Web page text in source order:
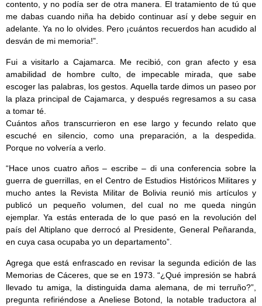
contento, y no podía ser de otra manera. El tratamiento de tú que
me dabas cuando niña ha debido continuar así y debe seguir en
adelante. Ya no lo olvides. Pero ¡cuántos recuerdos han acudido al
desván de mi memoria!”.
Fui a visitarlo a Cajamarca. Me recibió, con gran afecto y esa
amabilidad de hombre culto, de impecable mirada, que sabe
escoger las palabras, los gestos. Aquella tarde dimos un paseo por
la plaza principal de Cajamarca, y después regresamos a su casa
a tomar té.
Cuántos años transcurrieron en ese largo y fecundo relato que
escuché en silencio, como una preparación, a la despedida.
Porque no volvería a verlo.
“Hace unos cuatro años – escribe – di una conferencia sobre la
guerra de guerrillas, en el Centro de Estudios Históricos Militares y
mucho antes la Revista Militar de Bolivia reunió mis artículos y
publicó un pequeño volumen, del cual no me queda ningún
ejemplar. Ya estás enterada de lo que pasó en la revolución del
país del Altiplano que derrocó al Presidente, General Peñaranda,
en cuya casa ocupaba yo un departamento”.
Agrega que está enfrascado en revisar la segunda edición de las
Memorias de Cáceres, que se en 1973. “¿Qué impresión se habrá
llevado tu amiga, la distinguida dama alemana, de mi terruño?”,
pregunta refiriéndose a Aneliese Botond, la notable traductora al